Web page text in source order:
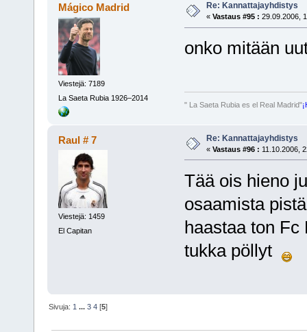
Mágico Madrid
Viestejä: 7189
La Saeta Rubia 1926–2014
Re: Kannattajayhdistys
« Vastaus #95 : 29.09.2006,
onko mitään
" La Saeta Rubia es el Real Madrid"
Raul # 7
Viestejä: 1459
El Capitan
Re: Kannattajayhdistys
« Vastaus #96 : 11.10.2006,
Tää ois hieno
osaamista
haastaa ton Fc
tukka pöllyt
Sivuja: 1 ...3 4 [5]